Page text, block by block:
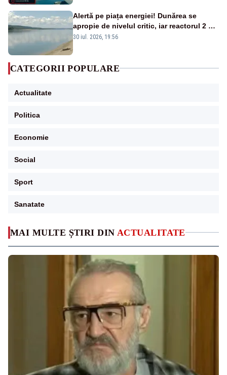
MAI MULTE ȘTIRI DIN ACTUALITATE
Alertă pe piața energiei! Dunărea se
apropie de nivelul critic, iar reactorul 2 de
la Cernavodă ar putea fi oprit
30 iul. 2026, 19:56
CATEGORII POPULARE
Actualitate
Politica
Economie
Social
Sport
Sanatate